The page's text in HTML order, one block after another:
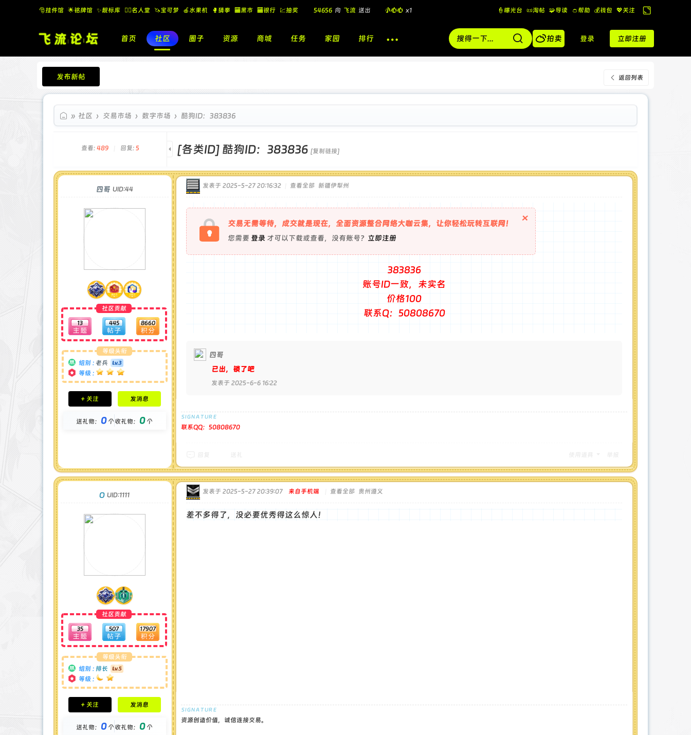
🎅挂件馆 🌟铭牌馆 ✨️靓标库 🧚‍♂️名人堂 🦄宝可梦 🍎水果机 🥊猜拳 🏧黑市 🏧银行 💹抽奖 54656 向 飞流 送出 小心心 x1
飞流 向 北 酷盖墨镜
👮曝光台 📜淘帖 🧩导读 👛帮助 💰️钱包 💖关注
换
到
宽
版
首页 社区 圈子 资源 商城 任务 家园 排行 拍卖 登录 立即注册
返回列表
发布新帖
飞流论坛
» 社区 › 交易市场 › 数字市场 › 酷狗ID：383836
查看: 489 回复: 5 [各类ID] 酷狗ID：383836 [复制链接]
四哥 UID:44
社区贡献
13 445 8660
等级头衔
组别 : 老兵
等级 :
积分成就
钻石 : 0 颗
金币 : 0 枚
+ 关注 发消息
送礼物： 0个收礼物： 0个
发表于 2025-5-27 20:16:32 查看全部 新疆伊犁州
交易无需等待，成交就是现在，全面资源整合网络大咖云集，让你轻松玩转互联网！
您需要 登录 才可以下载或查看，没有账号？ 立即注册
×
383836
账号ID一致，未实名
价格100
联系Q：50808670
四哥
已出，锁了吧
发表于 2025-6-6 16:22
联系QQ：50808670
O UID:1111
社区贡献
35 507 17907
等级头衔
组别 : 排长
等级 :
积分成就
钻石 : 1 颗
金币 : 0 枚
+ 关注 发消息
送礼物： 0个收礼物： 0个
发表于 2025-5-27 20:39:07 来自手机端 查看全部 贵州遵义
差不多得了，没必要优秀得这么惊人！
资源创造价值，诚信连接交易。